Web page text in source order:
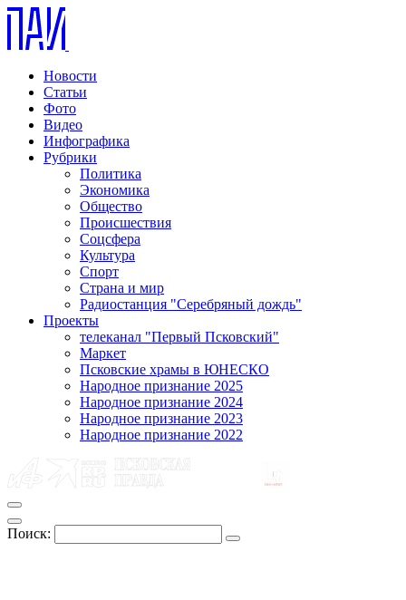
Новости
Статьи
Фото
Видео
Инфографика
Рубрики
Политика
Экономика
Общество
Происшествия
Соцсфера
Культура
Спорт
Страна и мир
Радиостанция "Серебряный дождь"
Проекты
телеканал "Первый Псковский"
Маркет
Псковские храмы в ЮНЕСКО
Народное признание 2025
Народное признание 2024
Народное признание 2023
Народное признание 2022
Поиск: